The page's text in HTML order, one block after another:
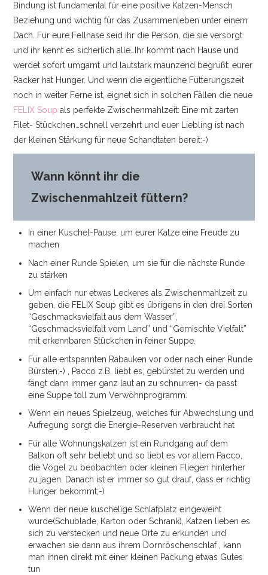
Bindung ist fundamental für eine positive Katzen-Mensch
Beziehung und wichtig für das Zusammenleben unter einem
Dach. Für eure Fellnase seid ihr die Person, die sie versorgt
und ihr kennt es sicherlich alle…Ihr kommt nach Hause und
werdet sofort umgarnt und lautstark maunzend begrüßt: eurer
Racker hat Hunger. Und wenn die eigentliche Fütterungszeit
noch in weiter Ferne ist, eignet sich in solchen Fällen die neue
FELIX Soup als perfekte Zwischenmahlzeit: Eine mit zarten
Filet- Stückchen…schnell verzehrt und euer Liebling ist nach
der kleinen Stärkung für neue Schandtaten bereit:-)
Wann könnt ihr die
Zwischenmahlzeit füttern?
In einer Kuschel-Pause, um eurer Katze eine Freude zu
machen
Nach einer Runde Spielen, um sie für die nächste Runde
zu stärken
Um einfach nur etwas Leckeres als Zwischenmahlzeit zu
geben, die FELIX Soup gibt es übrigens in den drei Sorten
“Geschmacksvielfalt aus dem Wasser”,
“Geschmacksvielfalt vom Land” und “Gemischte Vielfalt”
mit erkennbaren Stückchen in feiner Suppe.
Für alle entspannten Rabauken vor oder nach einer Runde
Bürsten:-) , Pacco z.B. liebt es, gebürstet zu werden und
fängt dann immer ganz laut an zu schnurren- da passt
eine Suppe toll zum Verwöhnprogramm.
Wenn ein neues Spielzeug, welches für Abwechslung und
Aufregung sorgt die Energie-Reserven verbraucht hat
Für alle Wohnungskatzen ist ein Rundgang auf dem
Balkon oft sehr beliebt und so liebt es vor allem Pacco,
die Vögel zu beobachten oder kleinen Fliegen hinterher
zu jagen. Danach ist er immer so gut drauf, dass er richtig
Hunger bekommt;-)
Wenn der neue kuschelige Schlafplatz eingeweiht
wurde(Schublade, Karton oder Schrank), Katzen lieben es
sich zu verstecken und neue Orte zu erkunden und
erwachen sie dann aus ihrem Dornröschenschlaf , kann
man ihnen direkt mit einer kleinen Packung etwas Gutes
tun